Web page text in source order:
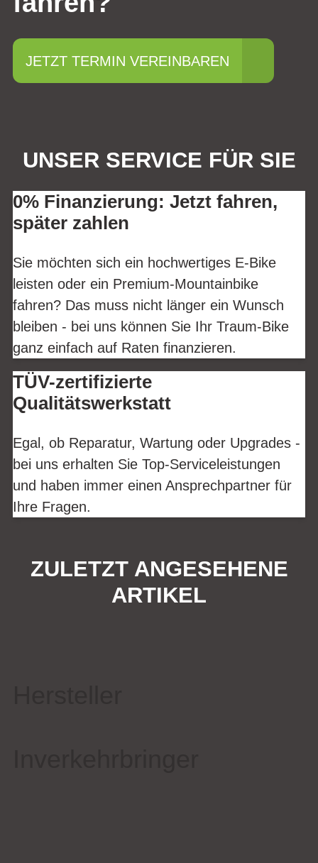
JETZT TERMIN VEREINBAREN
UNSER SERVICE FÜR SIE
0% Finanzierung: Jetzt fahren,
später zahlen
Sie möchten sich ein hochwertiges E-Bike
leisten oder ein Premium-Mountainbike
fahren? Das muss nicht länger ein Wunsch
bleiben - bei uns können Sie Ihr Traum-Bike
ganz einfach auf Raten finanzieren.
TÜV-zertifizierte
Qualitätswerkstatt
Egal, ob Reparatur, Wartung oder Upgrades -
bei uns erhalten Sie Top-Serviceleistungen
und haben immer einen Ansprechpartner für
Ihre Fragen.
ZULETZT ANGESEHENE
ARTIKEL